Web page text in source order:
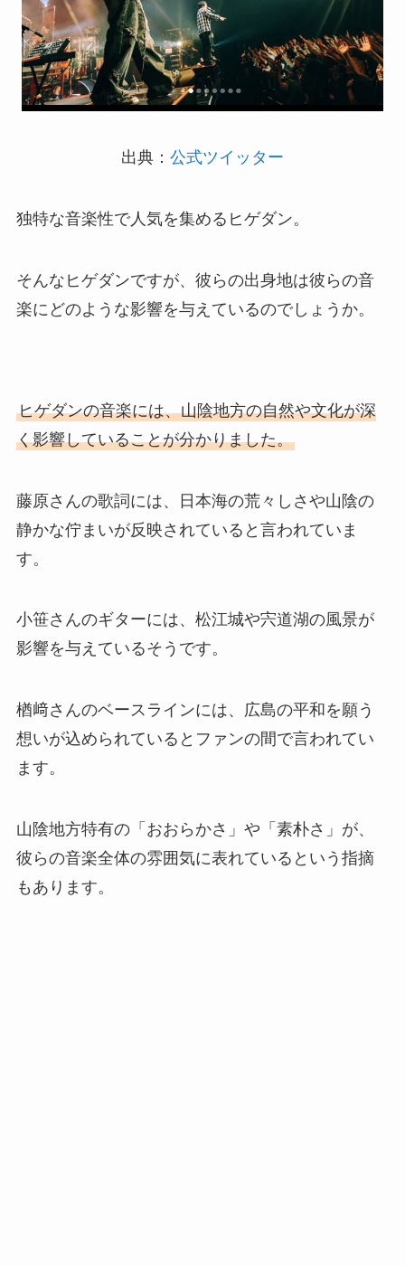
出典： 公式ツイッター
独特な音楽性で人気を集めるヒゲダン。
そんなヒゲダンですが、彼らの出身地は彼らの音
楽にどのような影響を与えているのでしょうか。
ヒゲダンの音楽には、山陰地方の自然や文化が深
く影響していることが分かりました。
藤原さんの歌詞には、日本海の荒々しさや山陰の
静かな佇まいが反映されていると言われていま
す。
小笹さんのギターには、松江城や宍道湖の風景が
影響を与えているそうです。
楢﨑さんのベースラインには、広島の平和を願う
想いが込められているとファンの間で言われてい
ます。
山陰地方特有の「おおらかさ」や「素朴さ」が、
彼らの音楽全体の雰囲気に表れているという指摘
もあります。